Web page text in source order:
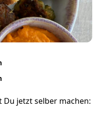
jetzt selber machen: